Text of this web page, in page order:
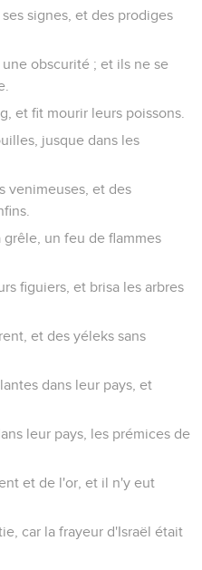
signes, et des prodiges
obscurité ; et ils ne se
et fit mourir leurs poissons.
jusque dans les
venimeuses, et des
un feu de flammes
figuiers, et brisa les arbres
et des yéleks sans
dans leur pays, et
leur pays, les prémices de
et de l'or, et il n'y eut
car la frayeur d'Israël était